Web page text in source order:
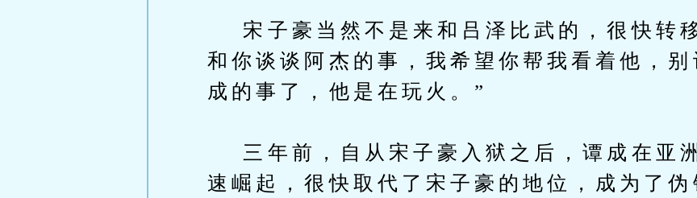
宋子豪当然不是来和吕泽比武的，很快转
和你谈谈阿杰的事，我希望你帮我看着他，别
成的事了，他是在玩火。”
三年前，自从宋子豪入狱之后，谭成在亚
速崛起，很快取代了宋子豪的地位，成为了伪